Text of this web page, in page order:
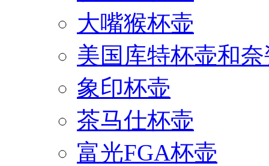
大嘴猴杯壶
美国库特杯壶和
象印杯壶
茶马仕杯壶
富光FGA杯壶